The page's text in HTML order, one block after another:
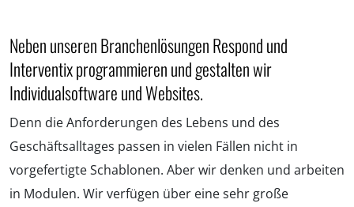
Neben unseren Branchenlösungen Respond und
Interventix programmieren und gestalten wir
Individualsoftware und Websites.
Denn die Anforderungen des Lebens und des
Geschäftsalltages passen in vielen Fällen nicht in
vorgefertigte Schablonen. Aber wir denken und arbeiten
in Modulen. Wir verfügen über eine sehr große